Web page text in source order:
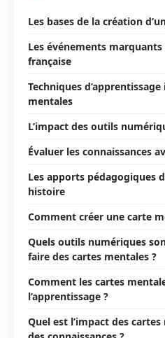
Les bases de la création
Les événements
française
Techniques
mentales
L’impact des outils
Évaluer les connaissances
Les apports pédagogiques
histoire
Comment créer une carte
Quels outils numériques
faire des cartes mentales ?
Comment les cartes
l’apprentissage ?
Quel est l’impact des